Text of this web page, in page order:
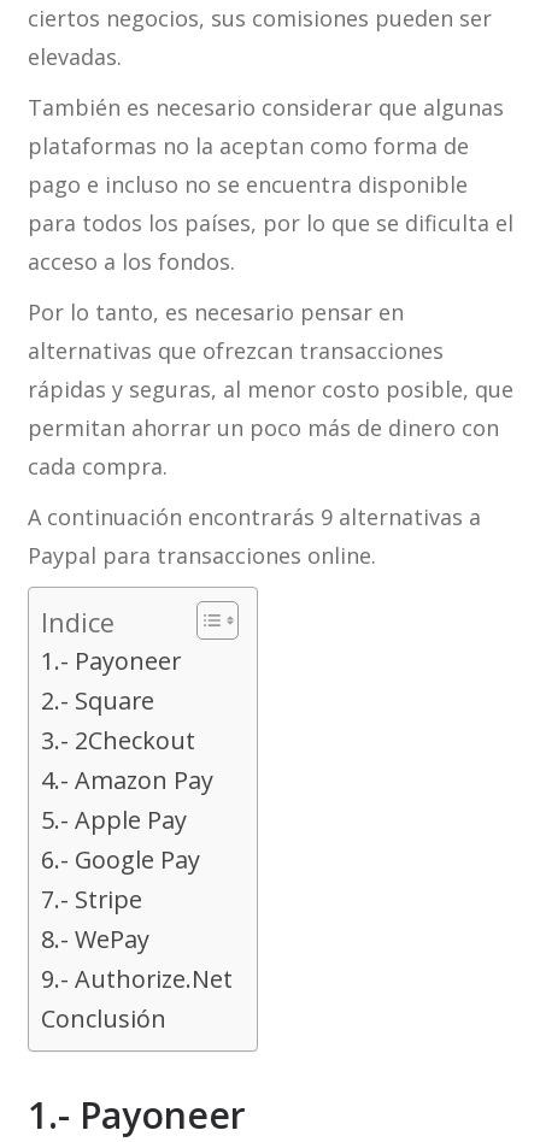
ciertos negocios, sus comisiones pueden ser
elevadas.
También es necesario considerar que algunas
plataformas no la aceptan como forma de
pago e incluso no se encuentra disponible
para todos los países, por lo que se dificulta el
acceso a los fondos.
Por lo tanto, es necesario pensar en
alternativas que ofrezcan transacciones
rápidas y seguras, al menor costo posible, que
permitan ahorrar un poco más de dinero con
cada compra.
A continuación encontrarás 9 alternativas a
Paypal para transacciones online.
Indice
1.- Payoneer
2.- Square
3.- 2Checkout
4.- Amazon Pay
5.- Apple Pay
6.- Google Pay
7.- Stripe
8.- WePay
9.- Authorize.Net
Conclusión
1.- Payoneer